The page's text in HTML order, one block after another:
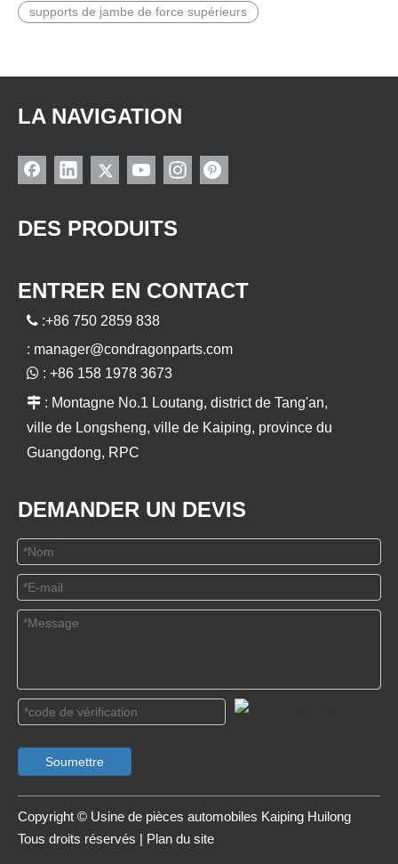
supports de jambe de force supérieurs
LA NAVIGATION
DES PRODUITS
ENTRER EN CONTACT
 :+86 750 2859 838
: manager@condragonparts.com
 : +86 158 1978 3673
 : Montagne No.1 Loutang, district de Tang'an,
ville de Longsheng, ville de Kaiping, province du
Guangdong, RPC
DEMANDER UN DEVIS
Soumettre
Copyright © Usine de pièces automobiles Kaiping Huilong
Tous droits réservés | Plan du site